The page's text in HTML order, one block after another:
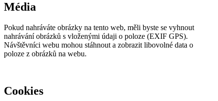
Média
Pokud nahráváte obrázky na tento web, měli byste se vyhnout
nahrávání obrázků s vloženými údaji o poloze (EXIF GPS).
Návštěvníci webu mohou stáhnout a zobrazit libovolné data o
poloze z obrázků na webu.
Cookies